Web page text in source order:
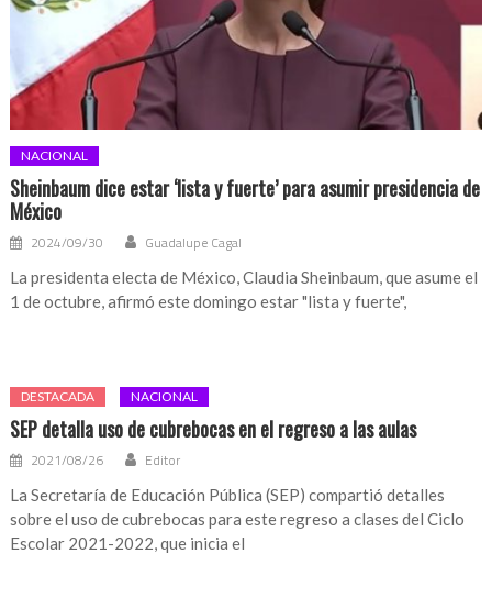
NACIONAL
Sheinbaum dice estar ‘lista y fuerte’ para asumir presidencia de
México
2024/09/30 Guadalupe Cagal
La presidenta electa de México, Claudia Sheinbaum, que asume el
1 de octubre, afirmó este domingo estar "lista y fuerte",
DESTACADA NACIONAL
SEP detalla uso de cubrebocas en el regreso a las aulas
2021/08/26 Editor
La Secretaría de Educación Pública (SEP) compartió detalles
sobre el uso de cubrebocas para este regreso a clases del Ciclo
Escolar 2021-2022, que inicia el